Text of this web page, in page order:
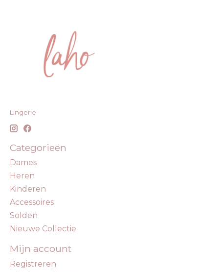
Lingerie
Categorieën
Dames
Heren
Kinderen
Accessoires
Solden
Nieuwe Collectie
Mijn account
Registreren